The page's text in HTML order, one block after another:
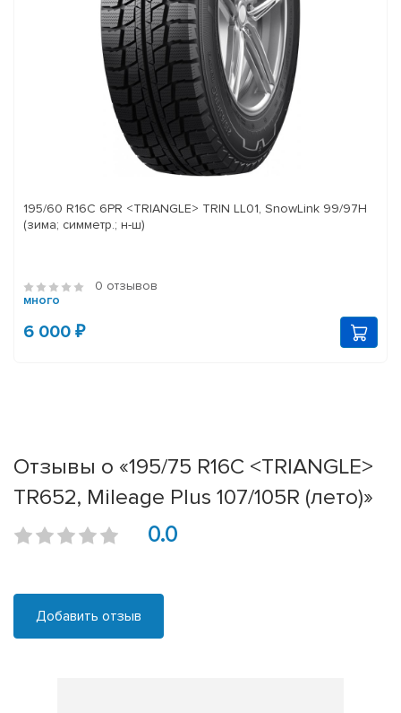
195/60 R16C 6PR <TRIANGLE> TRIN LL01, SnowLink 99/97H
(зима; симметр.; н-ш)
0 отзывов
много
6 000 ₽
Отзывы о «195/75 R16C <TRIANGLE>
TR652, Mileage Plus 107/105R (лето)»
0.0
Добавить отзыв